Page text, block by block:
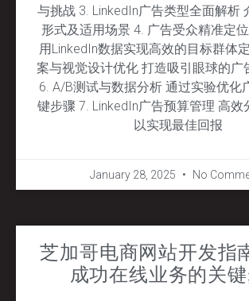
与挑战 3. LinkedIn广告类型全面解析
形式及适用场景 4. 广告受众精准定
用LinkedIn数据实现高效的目标群体
案与视觉设计优化 打造吸引眼球的广
6. A/B测试与数据分析 通过实验优化
键步骤 7. LinkedIn广告预算管理 高效
以实现最佳回报
January 28, 2025 No
芝加哥电商网站开发指
成功在线业务的关